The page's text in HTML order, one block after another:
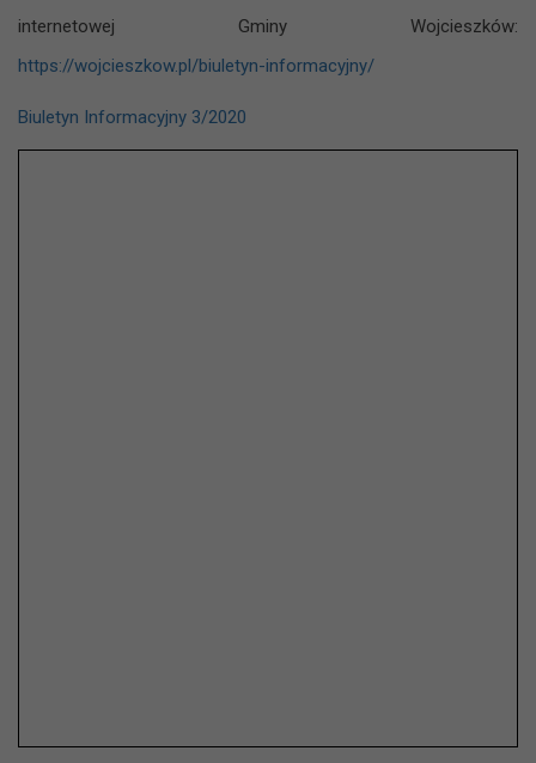
internetowej Gminy Wojcieszków:
https://wojcieszkow.pl/biuletyn-informacyjny/
Biuletyn Informacyjny 3/2020